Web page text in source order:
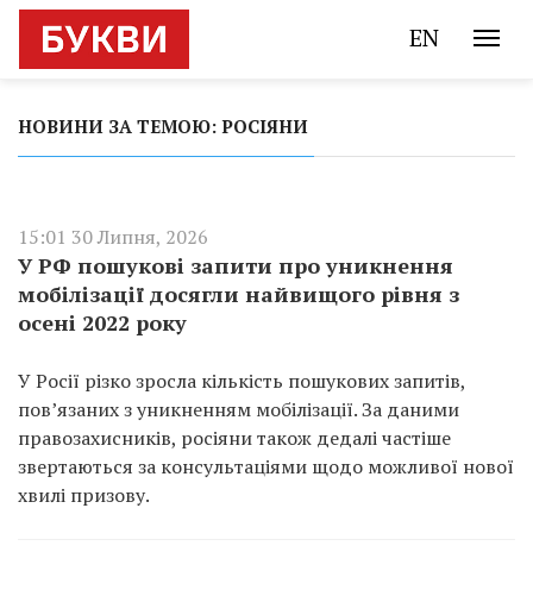
EN
НОВИНИ ЗА ТЕМОЮ: РОСІЯНИ
15:01 30 Липня, 2026
У РФ пошукові запити про уникнення
мобілізації досягли найвищого рівня з
осені 2022 року
У Росії різко зросла кількість пошукових запитів,
пов’язаних з уникненням мобілізації. За даними
правозахисників, росіяни також дедалі частіше
звертаються за консультаціями щодо можливої нової
хвилі призову.